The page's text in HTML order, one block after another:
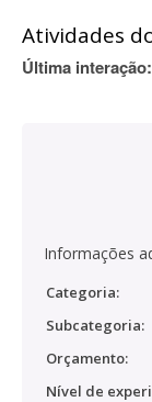
Atividades
Última interação:
Informações
Categoria:
Subcategoria:
Orçamento:
Nível de